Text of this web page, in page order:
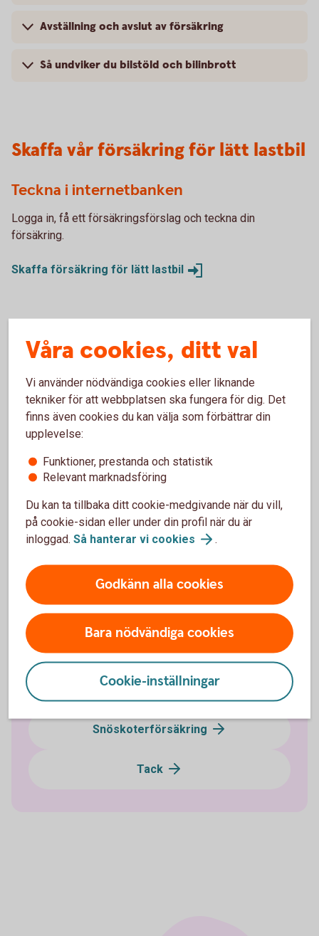
Avställning och avslut av försäkring
Så undviker du bilstöld och bilinbrott
Skaffa vår försäkring för lätt lastbil
Teckna i internetbanken
Logga in, få ett försäkringsförslag och teckna din
försäkring.
Skaffa försäkring för lätt lastbil
Vi hjälper dig gärna att teckna försäkringen över telefon.
Ring 0581-880 00 och skaffa försäkring för lätt
lastbil
Bilförsäkring
Lätt lastbilsförsäkring
Husbilsförsäkring
Släpvagnsförsäkring
Snöskoterförsäkring
Tack
Våra cookies, ditt val
Vi använder nödvändiga cookies eller liknande
tekniker för att webbplatsen ska fungera för dig. Det
finns även cookies du kan välja som förbättrar din
upplevelse:
Funktioner, prestanda och statistik
Relevant marknadsföring
Du kan ta tillbaka ditt cookie-medgivande när du vill,
på cookie-sidan eller under din profil när du är
inloggad. Så hanterar vi cookies .
Godkänn alla cookies
Bara nödvändiga cookies
Cookie-inställningar